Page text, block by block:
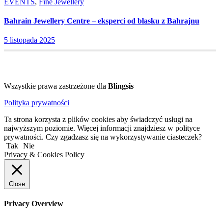
Bahrain Jewellery Centre – eksperci od blasku z Bahrajnu
5 listopada 2025
Wszystkie prawa zastrzeżone dla Blingsis
Polityka prywatności
Ta strona korzysta z plików cookies aby świadczyć usługi na
najwyższym poziomie. Więcej informacji znajdziesz w polityce
prywatności. Czy zgadzasz się na wykorzystywanie ciasteczek?
Tak Nie
Privacy & Cookies Policy
Close
Privacy Overview